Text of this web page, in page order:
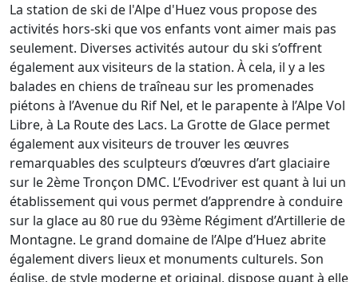
La station de ski de l'Alpe d'Huez vous propose des
activités hors-ski que vos enfants vont aimer mais pas
seulement. Diverses activités autour du ski s’offrent
également aux visiteurs de la station. À cela, il y a les
balades en chiens de traîneau sur les promenades
piétons à l’Avenue du Rif Nel, et le parapente à l’Alpe Vol
Libre, à La Route des Lacs. La Grotte de Glace permet
également aux visiteurs de trouver les œuvres
remarquables des sculpteurs d’œuvres d’art glaciaire
sur le 2ème Tronçon DMC. L’Evodriver est quant à lui un
établissement qui vous permet d’apprendre à conduire
sur la glace au 80 rue du 93ème Régiment d’Artillerie de
Montagne. Le grand domaine de l’Alpe d’Huez abrite
également divers lieux et monuments culturels. Son
église, de style moderne et original, dispose quant à elle